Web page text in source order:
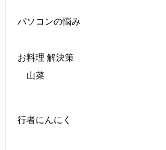
パソコンの悩み
お料理 解決策
山菜
行者にんにく